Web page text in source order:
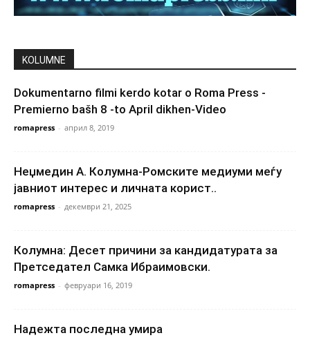
KOLUMNE
Dokumentarno filmi kerdo kotar o Roma Press -
Premierno bašh 8 -to April dikhen-Video
romapress - април 8, 2019
Неџмедин А. Колумна-Ромските медиуми меѓу
јавниот интерес и личната корист..
romapress - декември 21, 2025
Колумна: Десет причини за кандидатурата за
Претседател Самка Ибраимовски.
romapress - февруари 16, 2019
Надежта последна умира